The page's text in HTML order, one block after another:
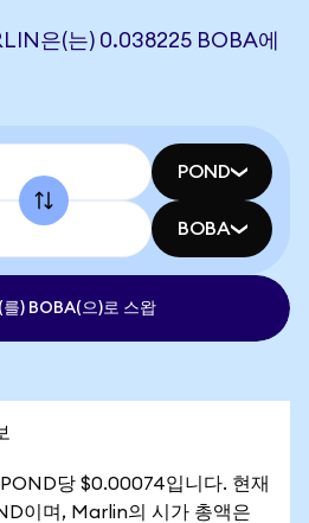
은(는) 0.038225 BOBA에
POND
BOBA
) BOBA(으)로 스왑
당 $0.00074입니다. 현재
이며, Marlin의 시가 총액은